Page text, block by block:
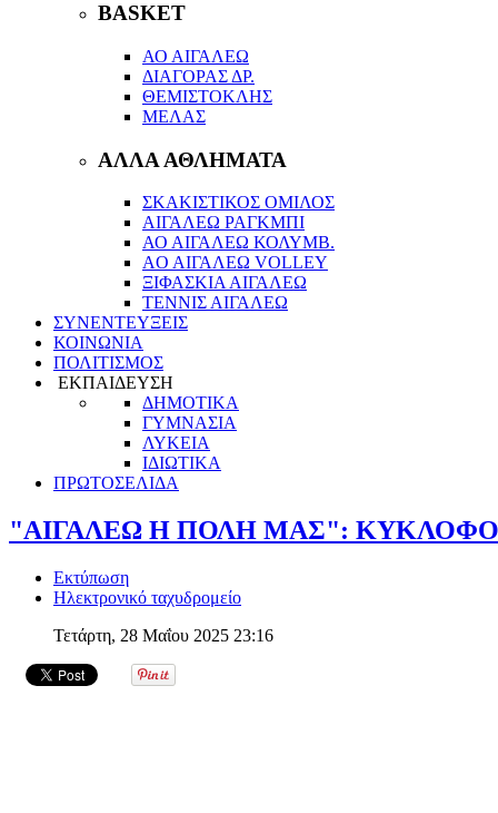
BASKET
ΑΟ ΑΙΓΑΛΕΩ
ΔΙΑΓΟΡΑΣ ΔΡ.
ΘΕΜΙΣΤΟΚΛΗΣ
ΜΕΛΑΣ
ΑΛΛΑ ΑΘΛΗΜΑΤΑ
ΣΚΑΚΙΣΤΙΚΟΣ ΟΜΙΛΟΣ
ΑΙΓΑΛΕΩ ΡΑΓΚΜΠΙ
ΑΟ ΑΙΓΑΛΕΩ ΚΟΛΥΜΒ.
AO AIΓΑΛΕΩ VOLLEY
ΞΙΦΑΣΚΙΑ ΑΙΓΑΛΕΩ
ΤΕΝΝΙΣ ΑΙΓΑΛΕΩ
ΣΥΝΕΝΤΕΥΞΕΙΣ
ΚΟΙΝΩΝΙΑ
ΠΟΛΙΤΙΣΜΟΣ
ΕΚΠΑΙΔΕΥΣΗ
ΔΗΜΟΤΙΚΑ
ΓΥΜΝΑΣΙΑ
ΛΥΚΕΙΑ
ΙΔΙΩΤΙΚΑ
ΠΡΩΤΟΣΕΛΙΔΑ
"ΑΙΓΑΛΕΩ Η ΠΟΛΗ ΜΑΣ":
Εκτύπωση
Ηλεκτρονικό ταχυδρομείο
Τετάρτη, 28 Μαΐου 2025 23:16